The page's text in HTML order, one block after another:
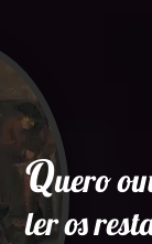
Quero
ler os